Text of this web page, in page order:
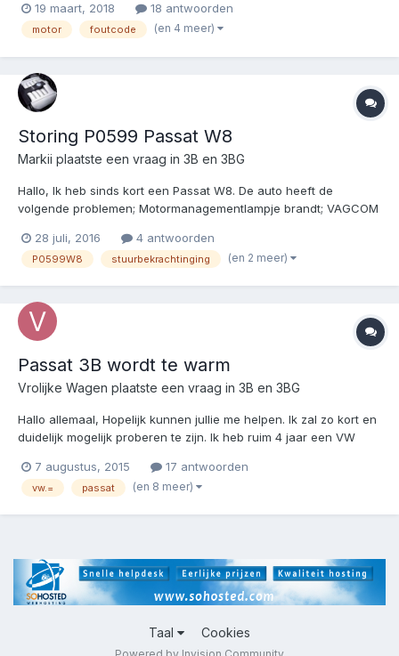
Het betreft deze foutcode: Adres 01: Motor Labels: 06F-906-056-
BLR.lbl Onderdeelnr. SW: 06F 906 056 AM...
19 maart, 2018 18 antwoorden
motor foutcode (en 4 meer)
Storing P0599 Passat W8
Markii plaatste een vraag in 3B en 3BG
Hallo, Ik heb sinds kort een Passat W8. De auto heeft de
volgende problemen; Motormanagementlampje brandt; VAGCOM
blijkt het Thermostat Heater Control te zijn? Ik ben gisteren voor
m'n werk naar Duitsland geweest en op de snelweg met...
28 juli, 2016 4 antwoorden
P0599W8 stuurbekrachtinging (en 2 meer)
Passat 3B wordt te warm
Vrolijke Wagen plaatste een vraag in 3B en 3BG
Hallo allemaal, Hopelijk kunnen jullie me helpen. Ik zal zo kort en
duidelijk mogelijk proberen te zijn. Ik heb ruim 4 jaar een VW
Probleem: De motor wordt te warm, nu al bij korte stukken rijden.
Vervangen: Eerst de therm...
7 augustus, 2015 17 antwoorden
vw.= passat (en 8 meer)
Taal Cookies